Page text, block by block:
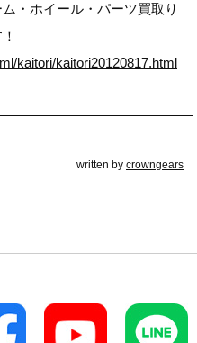
・ホイール・パーツ買取り
kaitori/kaitori20120817.html
written by crowngears